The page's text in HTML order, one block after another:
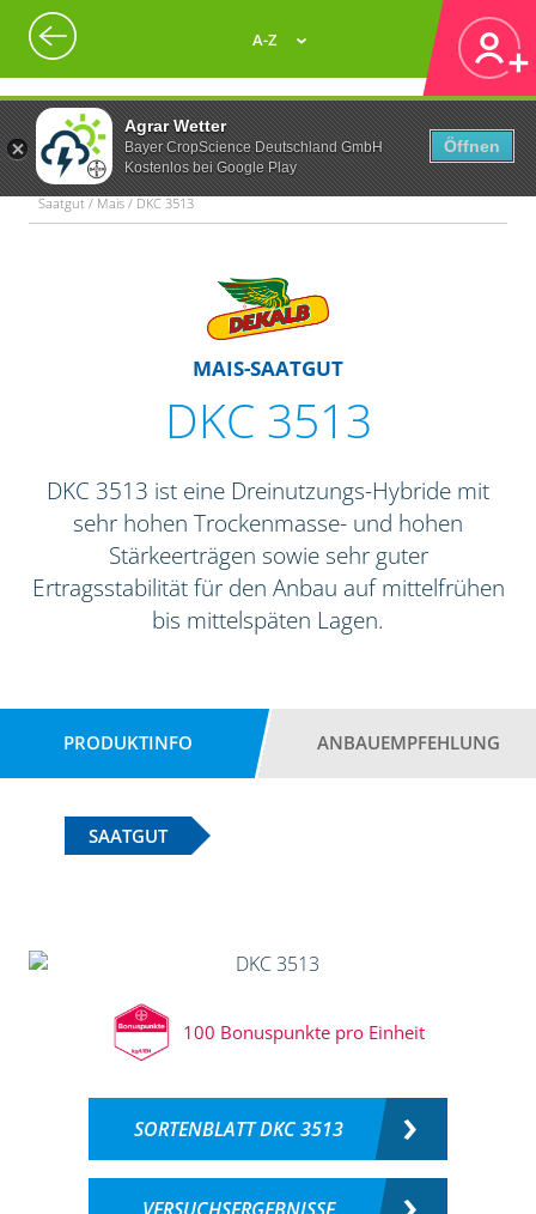
Agrar Wetter
Bayer CropScience Deutschland GmbH
Kostenlos bei Google Play
Öffnen
A-Z
Saatgut / Mais / DKC 3513
MAIS-SAATGUT
DKC 3513
DKC 3513 ist eine Dreinutzungs-Hybride mit
sehr hohen Trockenmasse- und hohen
Stärkeerträgen sowie sehr guter
Ertragsstabilität für den Anbau auf mittelfrühen
bis mittelspäten Lagen.
PRODUKTINFO ANBAUEMPFEHLUNG
SAATGUT
100 Bonuspunkte pro Einheit
SORTENBLATT DKC 3513